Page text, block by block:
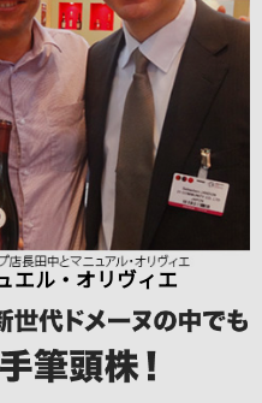
エル・オリヴィエ